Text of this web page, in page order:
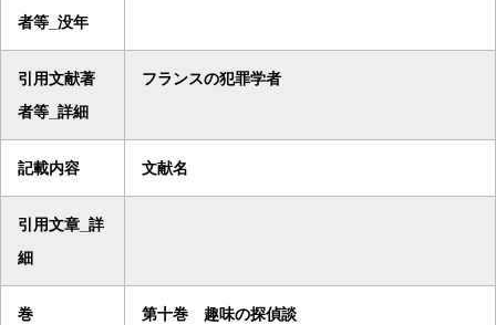
者等_没年
引用文献著
者等_詳細
フランスの犯罪学者
記載内容 文献名
引用文章_詳
細
巻 第十巻 趣味の探偵談